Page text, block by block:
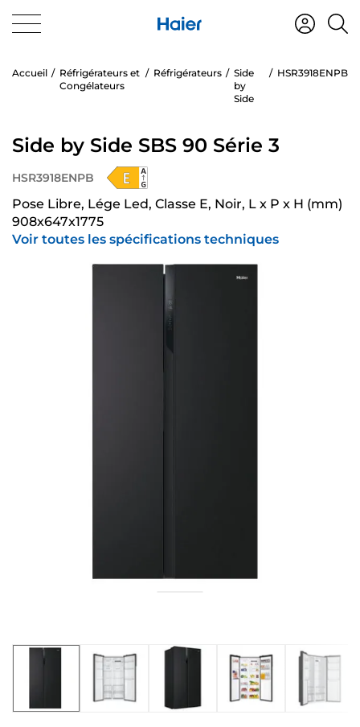
Accueil
Réfrigérateurs et
Congélateurs
Réfrigérateurs
Side
by
Side
HSR3918ENPB
Side by Side SBS 90 Série 3
HSR3918ENPB
Pose Libre, Lége Led, Classe E, Noir, L x P x H (mm)
908x647x1775
Voir toutes les spécifications techniques